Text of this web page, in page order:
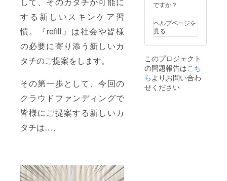
する新しいスキンケア習
慣。『refill』は社会や皆様
の必要に寄り添う新しいカ
タチのご提案をします。
その第一歩として、今回の
クラウドファンディングで
皆様にご提案する新しいカ
タチは…、
ですか？
ヘルプページを
見る
このプロジェクト
の問題報告はこち
ら よりお問い合わ
せください